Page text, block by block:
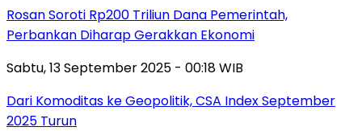
Rosan Soroti Rp200 Triliun Dana Pemerintah,
Perbankan Diharap Gerakkan Ekonomi
Sabtu, 13 September 2025 - 00:18 WIB
Dari Komoditas ke Geopolitik, CSA Index September
2025 Turun